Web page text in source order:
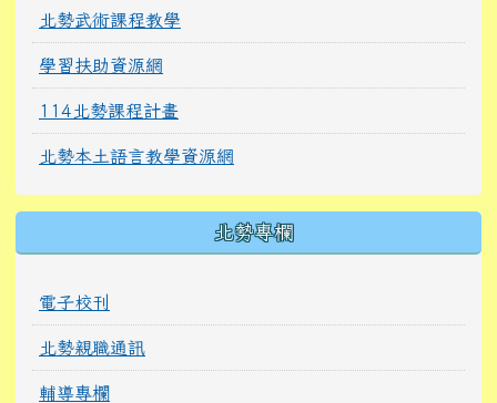
北勢武術課程教學
學習扶助資源網
114北勢課程計畫
北勢本土語言教學資源網
北勢專欄
電子校刊
北勢親職通訊
輔導專欄